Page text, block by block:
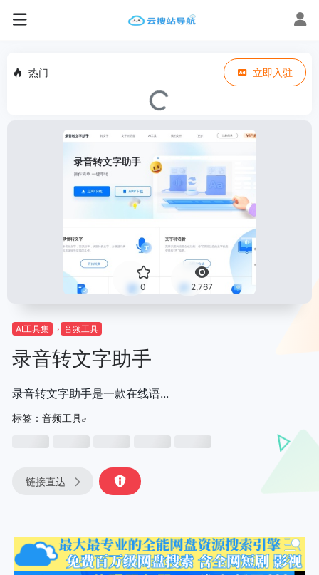
热门 立即入驻
0 2,767
AI工具集 音频工具
录音转文字助手
录音转文字助手是一款在线语...
标签： 音频工具
链接直达